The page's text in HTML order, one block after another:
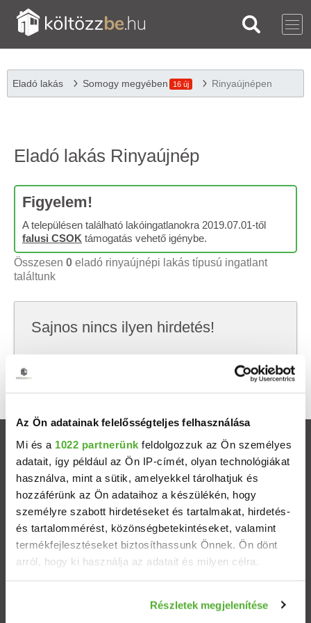
Az Ön adatainak felelősségteljes felhasználása
Mi és a 1022 partnerünk feldolgozzuk az Ön személyes
adatait, így például az Ön IP-címét, olyan technológiákat
használva, mint a sütik, amelyekkel tárolhatjuk és
hozzáférünk az Ön adataihoz a készülékén, hogy
személyre szabott hirdetéseket és tartalmakat, hirdetés-
és tartalommérést, közönségbetekintéseket, valamint
termékfejlesztéseket biztosíthassunk Önnek. Ön dönt
arról, hogy ki használja az adatait és milyen célra.
Információgyűjtés az Ön földrajzi elhelyezkedéséről
Részletek megjelenítése
Eladó lakás Somogy megyében 16 új Rinyaújnépen
Eladó lakás Rinyaújnép
Figyelem!
A településen található lakóingatlanokra 2019.07.01-től
falusi CSOK támogatás vehető igénybe.
Összesen 0 eladó rinyaújnépi lakás típusú ingatlant
találtunk
Sajnos nincs ilyen hirdetés!
keresni, hátha akkor megtalálod, amit keresel.
Ingatlanok
Eladó házak
Eladó lakások
Települések